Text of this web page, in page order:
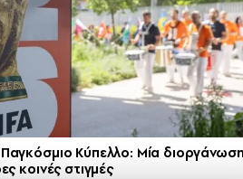
Kύπελλο: Μία
κοινές στιγμές